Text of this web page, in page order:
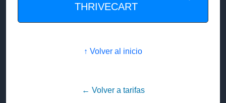
THRIVECART
↑ Volver al inicio
← Volver a tarifas